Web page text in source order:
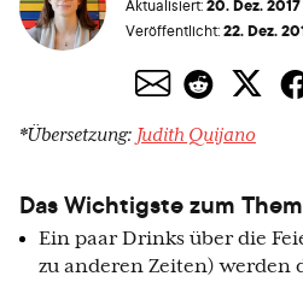
Aktualisiert:
Veröffentlicht:22. Dez.
*Übersetzung: Judith Quijano
Das Wichtigste zum
Ein paar Drinks über die
zu anderen Zeiten) werden